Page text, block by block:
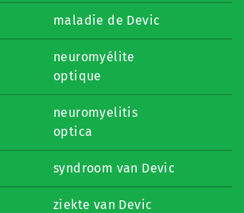
maladie de Devic
neuromyélite
optique
neuromyelitis
optica
syndroom van Devic
ziekte van Devic